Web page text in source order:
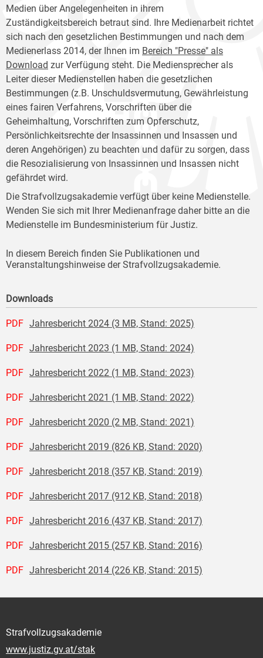
Medien über Angelegenheiten in ihrem
Zuständigkeitsbereich betraut sind. Ihre Medienarbeit richtet
sich nach den gesetzlichen Bestimmungen und nach dem
Medienerlass 2014, der Ihnen im Bereich "Presse" als
Download zur Verfügung steht. Die Mediensprecher als
Leiter dieser Medienstellen haben die gesetzlichen
Bestimmungen (z.B. Unschuldsvermutung, Gewährleistung
eines fairen Verfahrens, Vorschriften über die
Geheimhaltung, Vorschriften zum Opferschutz,
Persönlichkeitsrechte der Insassinnen und Insassen und
deren Angehörigen) zu beachten und dafür zu sorgen, dass
die Resozialisierung von Insassinnen und Insassen nicht
gefährdet wird.
Die Strafvollzugsakademie verfügt über keine Medienstelle.
Wenden Sie sich mit Ihrer Medienanfrage daher bitte an die
Medienstelle im Bundesministerium für Justiz.
In diesem Bereich finden Sie Publikationen und
Veranstaltungshinweise der Strafvollzugsakademie.
Downloads
PDF Jahresbericht 2024 (3 MB, Stand: 2025)
PDF Jahresbericht 2023 (1 MB, Stand: 2024)
PDF Jahresbericht 2022 (1 MB, Stand: 2023)
PDF Jahresbericht 2021 (1 MB, Stand: 2022)
PDF Jahresbericht 2020 (2 MB, Stand: 2021)
PDF Jahresbericht 2019 (826 KB, Stand: 2020)
PDF Jahresbericht 2018 (357 KB, Stand: 2019)
PDF Jahresbericht 2017 (912 KB, Stand: 2018)
PDF Jahresbericht 2016 (437 KB, Stand: 2017)
PDF Jahresbericht 2015 (257 KB, Stand: 2016)
PDF Jahresbericht 2014 (226 KB, Stand: 2015)
Strafvollzugsakademie
www.justiz.gv.at/stak